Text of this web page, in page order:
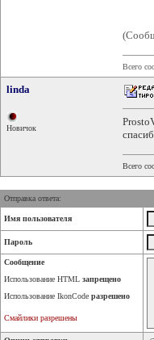
Всего
linda
Новичок
Всего
Отправка ответа:
Имя пользователя
Пароль
Сообщение
Использование HTML запрещено
Использование IkonCode разрешено
Смайлики разрешены